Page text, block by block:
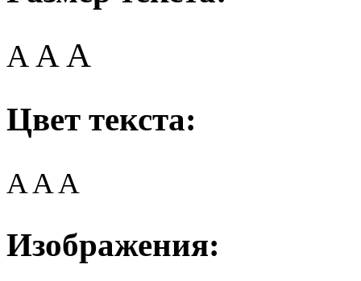
A AA
Цвет текста:
AAA
Изображения: